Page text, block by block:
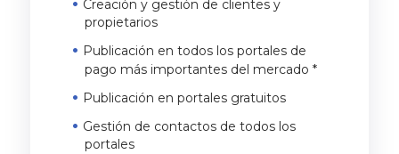
Creación y gestión de clientes y
propietarios
Publicación en todos los portales de
pago más importantes del mercado *
Publicación en portales gratuitos
Gestión de contactos de todos los
portales